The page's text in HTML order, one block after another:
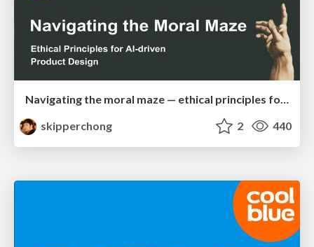
Navigating the moral maze — ethical principles for Al-driven product design
skipperchong
2 440